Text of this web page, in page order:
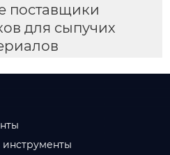
поставщики
для сыпучих